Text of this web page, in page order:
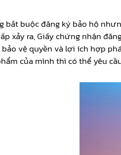
bắt buộc đăng ký bảo hộ
xảy ra, Giấy chứng nhận
vệ quyền và lợi ích hợp
của mình thì có thể yêu